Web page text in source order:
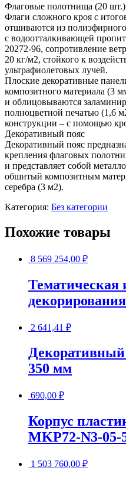
Флаговые полотнища (20 шт.)
Флаги сложного кроя с
отшиваются из
с водоотталкивающей
20272-96, сопротивление
20 кг/м2, стойкого к
ультрафиолетовых лучей.
Плоские декоративные
композитного материала (3
и облицовываются
полноцветной печатью (1,6
конструкции – с помощью
Декоративный пояс
Декоративный пояс
крепления флаговых
и представляет собой
обшитый композитным
серебра (3 м2).
Категория: Без категории
Похожие товары
8 569 254,00 ₽
Тематическая
2 641,41 ₽
Декоративный
350 мм
690,00 ₽
Корпус
MKP72-N3-05-
1 503 760,00 ₽